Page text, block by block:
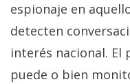
espionaje en
detecten
interés nacional. El
puede o bien